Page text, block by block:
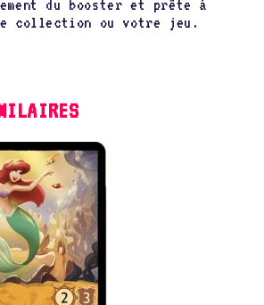
du booster et prête à
collection ou votre jeu.